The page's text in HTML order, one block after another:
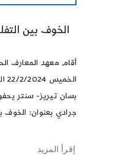
الخوف بين
أقام معهد المعارف
بسان تيريز- سنتر
جرادي بعنوان: الخوف
إقرأ المزيد